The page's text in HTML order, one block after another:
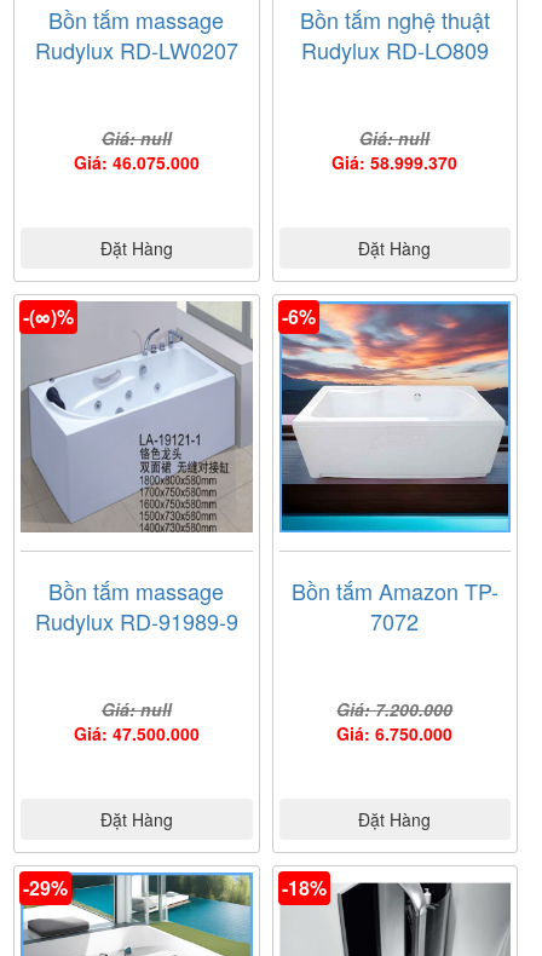
Bồn tắm massage
Rudylux RD-LW0207
Giá: null
Giá: 46.075.000
Đặt Hàng
Bồn tắm nghệ thuật
Rudylux RD-LO809
Giá: null
Giá: 58.999.370
Đặt Hàng
-(∞)%
Bồn tắm massage
Rudylux RD-91989-9
Giá: null
Giá: 47.500.000
Đặt Hàng
-6%
Bồn tắm Amazon TP-
7072
Giá: 7.200.000
Giá: 6.750.000
Đặt Hàng
-29% -18%